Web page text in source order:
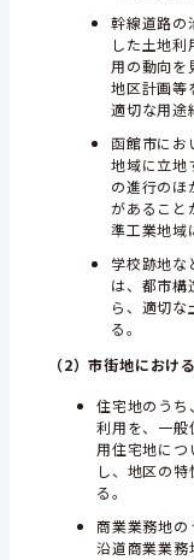
幹線道路の
した土地
用の動向を
地区計画等
適切な用途
函館市にお
地域に立地
の進行のほ
があること
準工業地域
学校跡地な
は、都市構
ら、適切
る。
（2）市街地におけ
住宅地のうち
利用を、一般
用住宅地に
し、地区の
る。
商業業務地の
沿道商業業務